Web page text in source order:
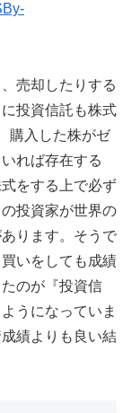
売却したりする
投資信託も株式
購入した株がゼ
れば存在する
をする上で必ず
投資家が世界の
ります。そうで
いをしても成績
のが『投資信
うになっていま
績よりも良い結